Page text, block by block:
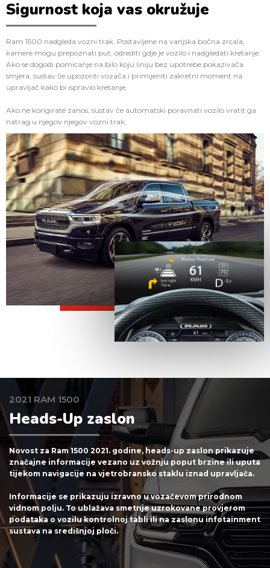
Sigurnost koja vas okružuje
Ram 1500 nadgleda vozni trak. Postavljene na vanjska bočna zrcala,
kamere mogu prepoznati put, odrediti gdje je vozilo i nadgledati kretanje.
Ako se dogodi pomicanje na bilo koju liniju bez upotrebe pokazivača
smjera, sustav će upozoriti vozača i primijeniti zakretni moment na
upravljač kako bi ispravio kretanje.
Ako ne korigirate zanos, sustav će automatski poravnati vozilo vratit ga
natrag u njegov njegov vozni trak.
2021 RAM 1500
Heads-Up zaslon
Novost za Ram 1500 2021. godine, heads-up zaslon prikazuje
značajne informacije vezano uz vožnju poput brzine ili uputa
tijekom navigacije na vjetrobransko staklu iznad upravljača.
Informacije se prikazuju izravno u vozačevom prirodnom
vidnom polju. To ublažava smetnje uzrokovane provjerom
podataka o vozilu kontrolnoj tabli ili na zaslonu infotainment
sustava na središnjoj ploči.